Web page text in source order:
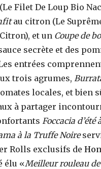
Filet De Loup Bio
au citron (Le
et un Coupe de
secrète et des
entrées
trois agrumes,
locales, et bien
à partager
Foccacia
à la Truffe Noire
Rolls exclusifs de
élu «Meilleur rouleau